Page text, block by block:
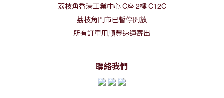
荔枝角香港工業中心C座2樓C12C
荔枝角門市已暫停開放
所有訂單用順豐速運寄出
聯絡我們